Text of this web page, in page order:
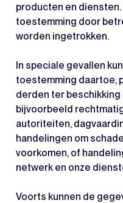
producten en
toestemming door
worden ingetrokken.
In speciale gevallen
toestemming daartoe,
derden ter
bijvoorbeeld
autoriteiten,
handelingen om
voorkomen, of
netwerk en onze
Voorts kunnen de